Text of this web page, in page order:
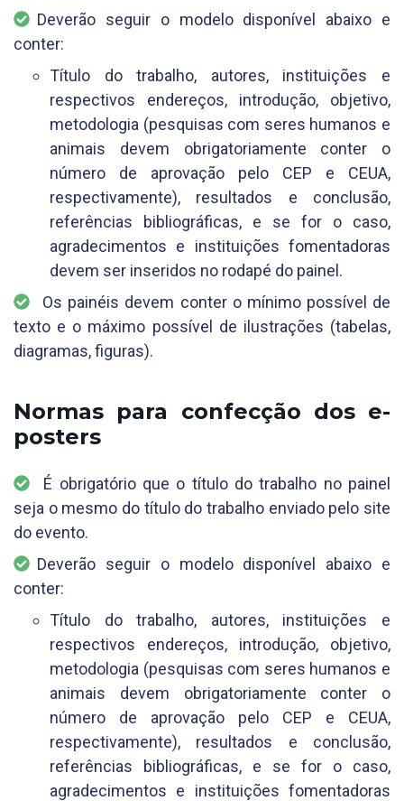
Deverão seguir o modelo disponível abaixo e
conter:
Título do trabalho, autores, instituições e
respectivos endereços, introdução, objetivo,
metodologia (pesquisas com seres humanos e
animais devem obrigatoriamente conter o
número de aprovação pelo CEP e CEUA,
respectivamente), resultados e conclusão,
referências bibliográficas, e se for o caso,
agradecimentos e instituições fomentadoras
devem ser inseridos no rodapé do painel.
Os painéis devem conter o mínimo possível de
texto e o máximo possível de ilustrações (tabelas,
diagramas, figuras).
Normas para confecção dos e-
posters
É obrigatório que o título do trabalho no painel
seja o mesmo do título do trabalho enviado pelo site
do evento.
Deverão seguir o modelo disponível abaixo e
conter:
Título do trabalho, autores, instituições e
respectivos endereços, introdução, objetivo,
metodologia (pesquisas com seres humanos e
animais devem obrigatoriamente conter o
número de aprovação pelo CEP e CEUA,
respectivamente), resultados e conclusão,
referências bibliográficas, e se for o caso,
agradecimentos e instituições fomentadoras